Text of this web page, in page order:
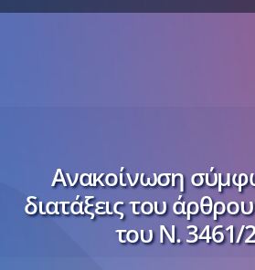
Ανακοίνωση
διατάξεις του
του Ν. 3461/